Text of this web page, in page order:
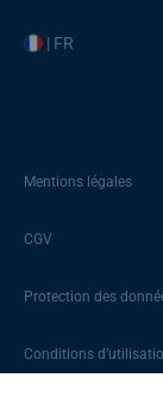
| FR
Mentions légales
CGV
Protection des
Conditions